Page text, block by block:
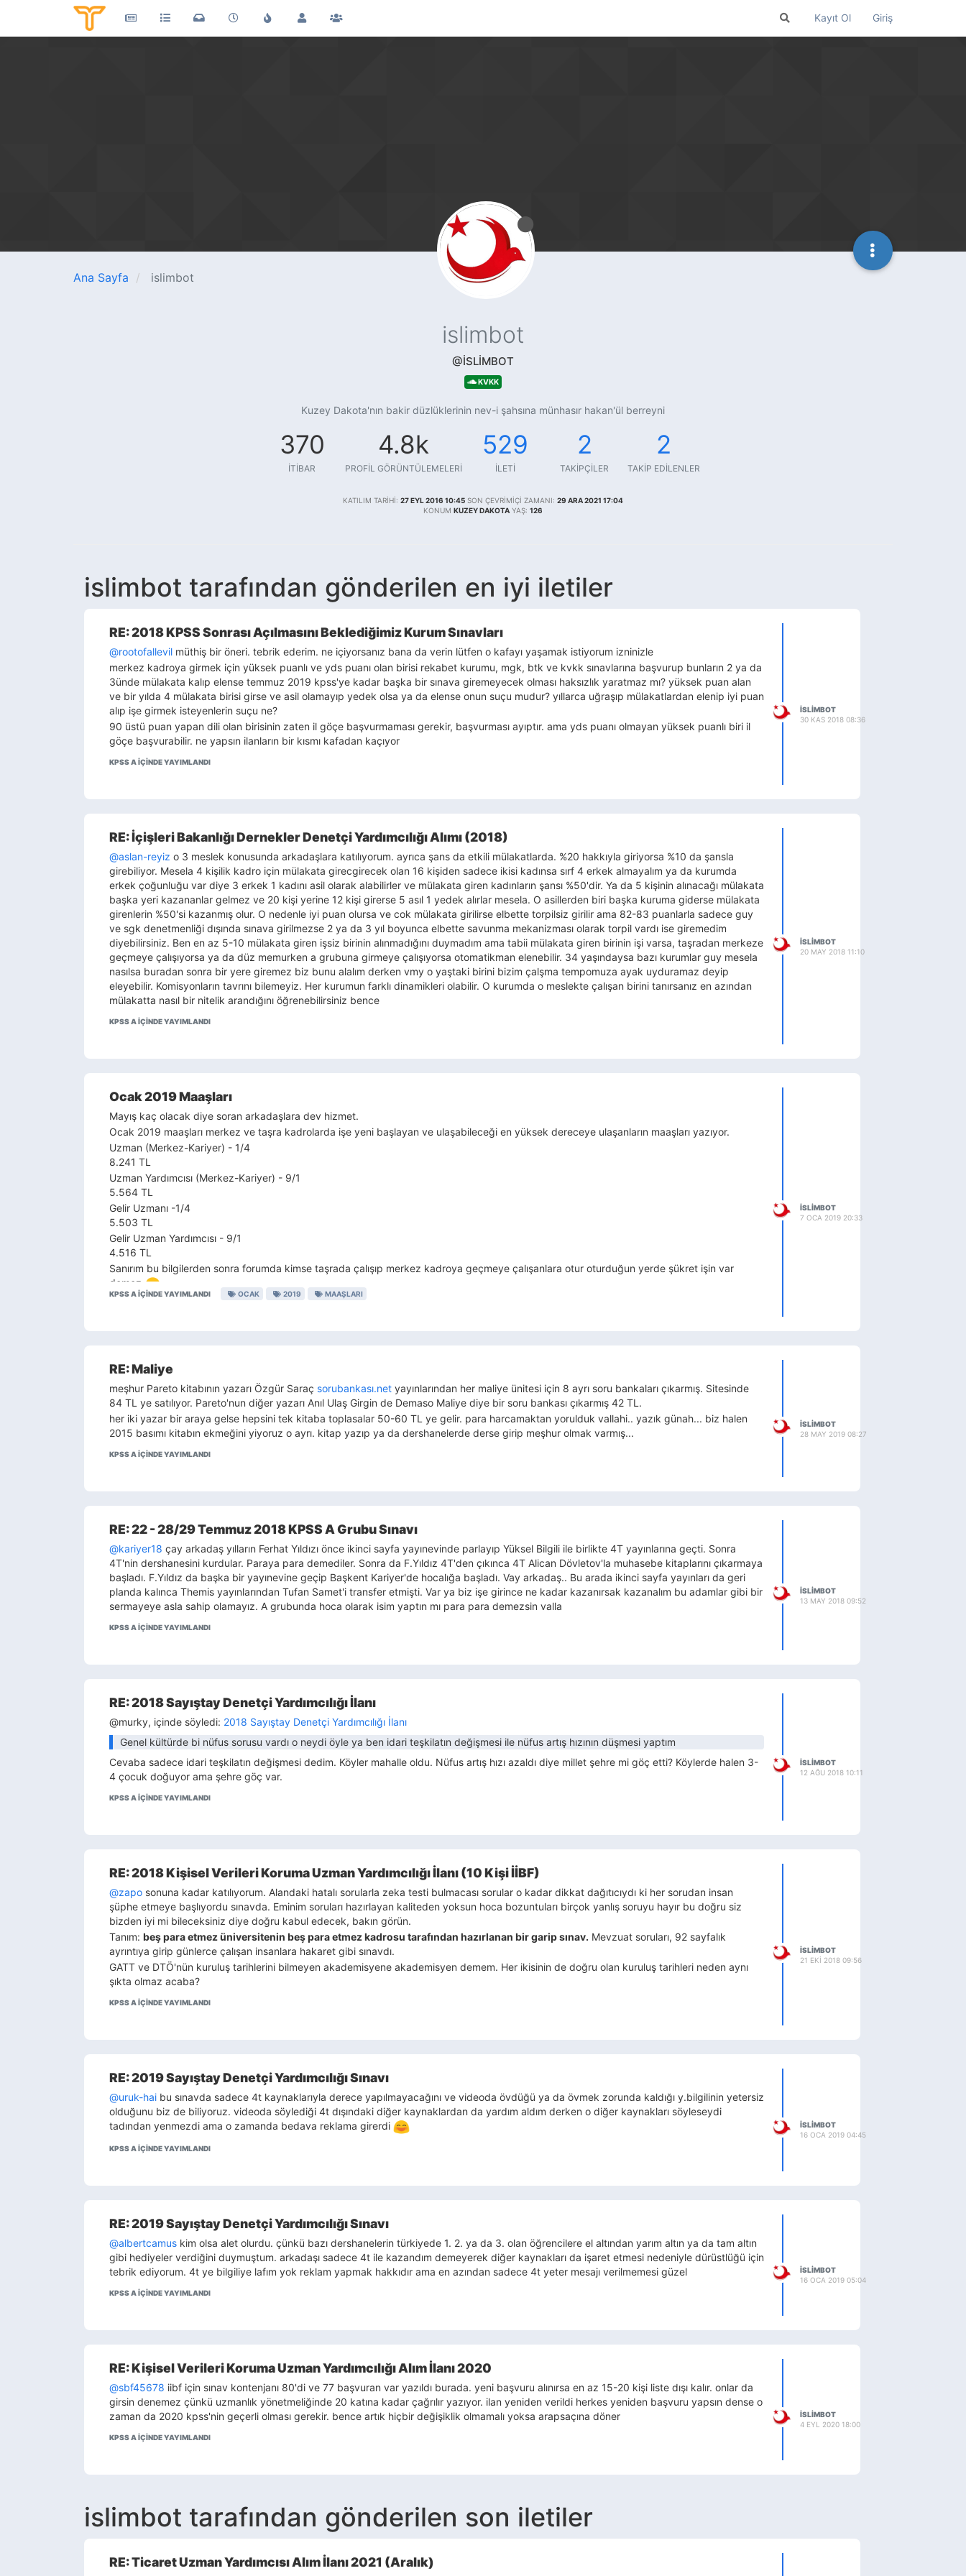
Kayıt Ol Giriş
Ana Sayfa islimbot
islimbot
@ISLIMBOT
KVKK
Kuzey Dakota'nın bakir düzlüklerinin nev-i şahsına münhasır hakan'ül berreyni
370
İTIBAR
4.8k
PROFIL GÖRÜNTÜLEMELERI
529
İLETI
2
TAKIPÇILER
2
TAKIP EDILENLER
KATILIM TARIHI: 27 EYL 2016 10:45 SON ÇEVRIMIÇI ZAMANI: 29 ARA 2021 17:04
KONUM KUZEY DAKOTA YAŞ: 126
islimbot tarafından gönderilen en iyi iletiler
RE: 2018 KPSS Sonrası Açılmasını Beklediğimiz Kurum Sınavları
@rootofallevil müthiş bir öneri. tebrik ederim. ne içiyorsanız bana da verin lütfen o kafayı yaşamak istiyorum izninizle
merkez kadroya girmek için yüksek puanlı ve yds puanı olan birisi rekabet kurumu, mgk, btk ve kvkk sınavlarına başvurup bunların 2 ya da
3ünde mülakata kalıp elense temmuz 2019 kpss'ye kadar başka bir sınava giremeyecek olması haksızlık yaratmaz mı? yüksek puan alan
ve bir yılda 4 mülakata birisi girse ve asil olamayıp yedek olsa ya da elense onun suçu mudur? yıllarca uğraşıp mülakatlardan elenip iyi puan
alıp işe girmek isteyenlerin suçu ne?
90 üstü puan yapan dili olan birisinin zaten il göçe başvurmaması gerekir, başvurması ayıptır. ama yds puanı olmayan yüksek puanlı biri il
göçe başvurabilir. ne yapsın ilanların bir kısmı kafadan kaçıyor
KPSS A IÇINDE YAYIMLANDI
ISLIMBOT
30 KAS 2018 08:36
RE: İçişleri Bakanlığı Dernekler Denetçi Yardımcılığı Alımı (2018)
@aslan-reyiz o 3 meslek konusunda arkadaşlara katılıyorum. ayrıca şans da etkili mülakatlarda. %20 hakkıyla giriyorsa %10 da şansla
girebiliyor. Mesela 4 kişilik kadro için mülakata girecgirecek olan 16 kişiden sadece ikisi kadınsa sırf 4 erkek almayalım ya da kurumda
erkek çoğunluğu var diye 3 erkek 1 kadını asil olarak alabilirler ve mülakata giren kadınların şansı %50'dir. Ya da 5 kişinin alınacağı mülakata
başka yeri kazananlar gelmez ve 20 kişi yerine 12 kişi girerse 5 asıl 1 yedek alırlar mesela. O asillerden biri başka kuruma giderse mülakata
girenlerin %50'si kazanmış olur. O nedenle iyi puan olursa ve cok mülakata girilirse elbette torpilsiz girilir ama 82-83 puanlarla sadece guy
ve sgk denetmenliği dışında sınava girilmezse 2 ya da 3 yıl boyunca elbette savunma mekanizması olarak torpil vardı ise giremedim
diyebilirsiniz. Ben en az 5-10 mülakata giren işsiz birinin alınmadığını duymadım ama tabii mülakata giren birinin işi varsa, taşradan merkeze
geçmeye çalışıyorsa ya da düz memurken a grubuna girmeye çalışıyorsa otomatikman elenebilir. 34 yaşındaysa bazı kurumlar guy mesela
nasılsa buradan sonra bir yere giremez biz bunu alalım derken vmy o yaştaki birini bizim çalşma tempomuza ayak uyduramaz deyip
eleyebilir. Komisyonların tavrını bilemeyiz. Her kurumun farklı dinamikleri olabilir. O kurumda o meslekte çalışan birini tanırsanız en azından
mülakatta nasıl bir nitelik arandığını öğrenebilirsiniz bence
KPSS A IÇINDE YAYIMLANDI
ISLIMBOT
20 MAY 2018 11:10
Ocak 2019 Maaşları
Mayış kaç olacak diye soran arkadaşlara dev hizmet.
Ocak 2019 maaşları merkez ve taşra kadrolarda işe yeni başlayan ve ulaşabileceği en yüksek dereceye ulaşanların maaşları yazıyor.
Uzman (Merkez-Kariyer) - 1/4
8.241 TL
Uzman Yardımcısı (Merkez-Kariyer) - 9/1
5.564 TL
Gelir Uzmanı -1/4
5.503 TL
Gelir Uzman Yardımcısı - 9/1
4.516 TL
Sanırım bu bilgilerden sonra forumda kimse taşrada çalışıp merkez kadroya geçmeye çalışanlara otur oturduğun yerde şükret işin var
demez
KPSS A IÇINDE YAYIMLANDI OCAK 2019 MAAŞLARI
ISLIMBOT
7 OCA 2019 20:33
RE: Maliye
meşhur Pareto kitabının yazarı Özgür Saraç sorubankası.net yayınlarından her maliye ünitesi için 8 ayrı soru bankaları çıkarmış. Sitesinde
84 TL ye satılıyor. Pareto'nun diğer yazarı Anıl Ulaş Girgin de Demaso Maliye diye bir soru bankası çıkarmış 42 TL.
her iki yazar bir araya gelse hepsini tek kitaba toplasalar 50-60 TL ye gelir. para harcamaktan yorulduk vallahi.. yazık günah... biz halen
2015 basımı kitabın ekmeğini yiyoruz o ayrı. kitap yazıp ya da dershanelerde derse girip meşhur olmak varmış...
KPSS A IÇINDE YAYIMLANDI
ISLIMBOT
28 MAY 2019 08:27
RE: 22 - 28/29 Temmuz 2018 KPSS A Grubu Sınavı
@kariyer18 çay arkadaş yılların Ferhat Yıldızı önce ikinci sayfa yayınevinde parlayıp Yüksel Bilgili ile birlikte 4T yayınlarına geçti. Sonra
4T'nin dershanesini kurdular. Paraya para demediler. Sonra da F.Yıldız 4T'den çıkınca 4T Alican Dövletov'la muhasebe kitaplarını çıkarmaya
başladı. F.Yıldız da başka bir yayınevine geçip Başkent Kariyer'de hocalığa başladı. Vay arkadaş.. Bu arada ikinci sayfa yayınları da geri
planda kalınca Themis yayınlarından Tufan Samet'i transfer etmişti. Var ya biz işe girince ne kadar kazanırsak kazanalım bu adamlar gibi bir
sermayeye asla sahip olamayız. A grubunda hoca olarak isim yaptın mı para para demezsin valla
KPSS A IÇINDE YAYIMLANDI
ISLIMBOT
13 MAY 2018 09:52
RE: 2018 Sayıştay Denetçi Yardımcılığı İlanı
@murky, içinde söyledi: 2018 Sayıştay Denetçi Yardımcılığı İlanı
Genel kültürde bi nüfus sorusu vardı o neydi öyle ya ben idari teşkilatın değişmesi ile nüfus artış hızının düşmesi yaptım
Cevaba sadece idari teşkilatın değişmesi dedim. Köyler mahalle oldu. Nüfus artış hızı azaldı diye millet şehre mi göç etti? Köylerde halen 3-
4 çocuk doğuyor ama şehre göç var.
KPSS A IÇINDE YAYIMLANDI
ISLIMBOT
12 AĞU 2018 10:11
RE: 2018 Kişisel Verileri Koruma Uzman Yardımcılığı İlanı (10 Kişi İİBF)
@zapo sonuna kadar katılıyorum. Alandaki hatalı sorularla zeka testi bulmacası sorular o kadar dikkat dağıtıcıydı ki her sorudan insan
şüphe etmeye başlıyordu sınavda. Eminim soruları hazırlayan kaliteden yoksun hoca bozuntuları birçok yanlış soruyu hayır bu doğru siz
bizden iyi mi bileceksiniz diye doğru kabul edecek, bakın görün.
Tanım: beş para etmez üniversitenin beş para etmez kadrosu tarafından hazırlanan bir garip sınav. Mevzuat soruları, 92 sayfalık
ayrıntıya girip günlerce çalışan insanlara hakaret gibi sınavdı.
GATT ve DTÖ'nün kuruluş tarihlerini bilmeyen akademisyene akademisyen demem. Her ikisinin de doğru olan kuruluş tarihleri neden aynı
şıkta olmaz acaba?
KPSS A IÇINDE YAYIMLANDI
ISLIMBOT
21 EKI 2018 09:56
RE: 2019 Sayıştay Denetçi Yardımcılığı Sınavı
@uruk-hai bu sınavda sadece 4t kaynaklarıyla derece yapılmayacağını ve videoda övdüğü ya da övmek zorunda kaldığı y.bilgilinin yetersiz
olduğunu biz de biliyoruz. videoda söylediği 4t dışındaki diğer kaynaklardan da yardım aldım derken o diğer kaynakları söyleseydi
tadından yenmezdi ama o zamanda bedava reklama girerdi
KPSS A IÇINDE YAYIMLANDI
ISLIMBOT
16 OCA 2019 04:45
RE: 2019 Sayıştay Denetçi Yardımcılığı Sınavı
@albertcamus kim olsa alet olurdu. çünkü bazı dershanelerin türkiyede 1. 2. ya da 3. olan öğrencilere el altından yarım altın ya da tam altın
gibi hediyeler verdiğini duymuştum. arkadaşı sadece 4t ile kazandım demeyerek diğer kaynakları da işaret etmesi nedeniyle dürüstlüğü için
tebrik ediyorum. 4t ye bilgiliye lafım yok reklam yapmak hakkıdır ama en azından sadece 4t yeter mesajı verilmemesi güzel
KPSS A IÇINDE YAYIMLANDI
ISLIMBOT
16 OCA 2019 05:04
RE: Kişisel Verileri Koruma Uzman Yardımcılığı Alım İlanı 2020
@sbf45678 iibf için sınav kontenjanı 80'di ve 77 başvuran var yazıldı burada. yeni başvuru alınırsa en az 15-20 kişi liste dışı kalır. onlar da
girsin denemez çünkü uzmanlık yönetmeliğinde 20 katına kadar çağrılır yazıyor. ilan yeniden verildi herkes yeniden başvuru yapsın dense o
zaman da 2020 kpss'nin geçerli olması gerekir. bence artık hiçbir değişiklik olmamalı yoksa arapsaçına döner
KPSS A IÇINDE YAYIMLANDI
ISLIMBOT
4 EYL 2020 18:00
islimbot tarafından gönderilen son iletiler
RE: Ticaret Uzman Yardımcısı Alım İlanı 2021 (Aralık)